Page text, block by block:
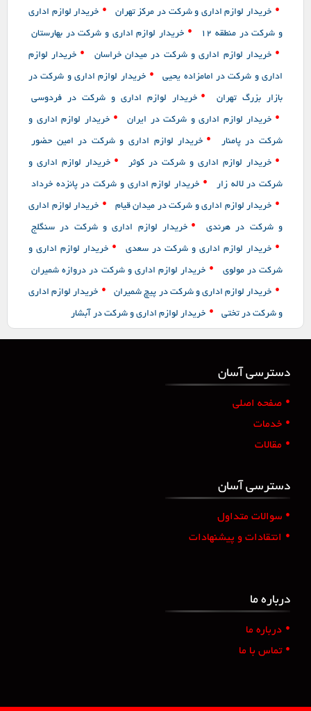
• خریدار لوازم اداری و شرکت در مرکز تهران • خریدار لوازم اداری
و شرکت در منطقه 12 • خریدار لوازم اداری و شرکت در بهارستان
• خریدار لوازم اداری و شرکت در میدان خراسان • خریدار لوازم
اداری و شرکت در امامزاده یحیی • خریدار لوازم اداری و شرکت در
بازار بزرگ تهران • خریدار لوازم اداری و شرکت در فردوسی
• خریدار لوازم اداری و شرکت در ایران • خریدار لوازم اداری و
شرکت در پامنار • خریدار لوازم اداری و شرکت در امین حضور
• خریدار لوازم اداری و شرکت در کوثر • خریدار لوازم اداری و
شرکت در لاله زار • خریدار لوازم اداری و شرکت در پانزده خرداد
• خریدار لوازم اداری و شرکت در میدان قیام • خریدار لوازم اداری
و شرکت در هرندی • خریدار لوازم اداری و شرکت در سنگلج
• خریدار لوازم اداری و شرکت در سعدی • خریدار لوازم اداری و
شرکت در مولوی • خریدار لوازم اداری و شرکت در دروازه شمیران
• خریدار لوازم اداری و شرکت در پیچ شمیران • خریدار لوازم اداری
و شرکت در تختی • خریدار لوازم اداری و شرکت در آبشار
دسترسی آسان
• صفحه اصلی
• خدمات
• مقالات
دسترسی آسان
• سوالات متداول
• انتقادات و پیشنهادات
درباره ما
• درباره ما
• تماس با ما